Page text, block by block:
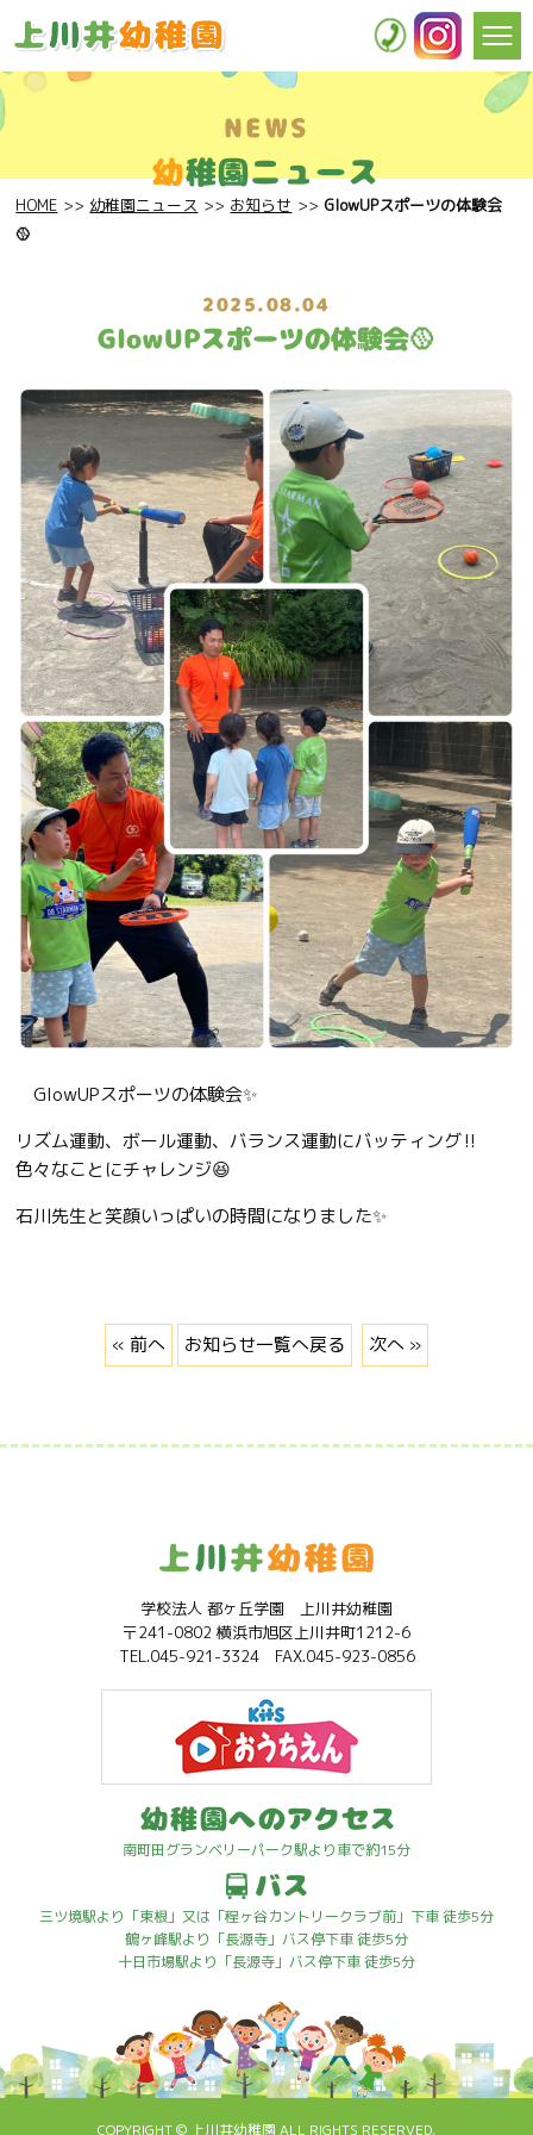
NEWS
幼稚園ニュース
HOME 幼稚園ニュース お知らせ
GlowUPスポーツの体験会
🥎
2025.08.04
GlowUPスポーツの体験会🥎
GlowUPスポーツの体験会✨
リズム運動、ボール運動、バランス運動にバッティング‼️
色々なことにチャレンジ😆
石川先生と笑顔いっぱいの時間になりました✨
« 前へ お知らせ一覧へ戻る 次へ »
学校法人 都ヶ丘学園 上川井幼稚園
〒241-0802 横浜市旭区上川井町1212-6
TEL.045-921-3324 FAX.045-923-0856
南町田グランベリーパーク駅より車で約15分
三ツ境駅より「東根」又は「程ヶ谷カントリークラブ前」下車 徒歩5分
鶴ヶ峰駅より「長源寺」バス停下車 徒歩5分
十日市場駅より「長源寺」バス停下車 徒歩5分
COPYRIGHT © 上川井幼稚園 ALL RIGHTS RESERVED.